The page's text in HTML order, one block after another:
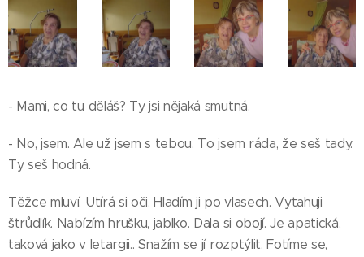
- Mami, co tu děláš? Ty jsi nějaká smutná.
- No, jsem. Ale už jsem s tebou. To jsem ráda, že seš tady.
Ty seš hodná.
Těžce mluví. Utírá si oči. Hladím ji po vlasech. Vytahuji
štrůdlík. Nabízím hrušku, jablko. Dala si obojí. Je apatická,
taková jako v letargii.. Snažím se jí rozptýlit. Fotíme se,